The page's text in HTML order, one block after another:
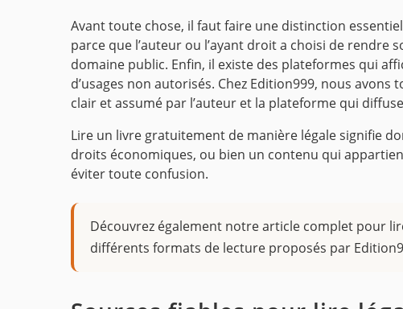
Avant toute chose, il faut faire une distinction
parce que l’auteur ou l’ayant droit a choisi de rendre
domaine public. Enfin, il existe des plateformes qui
d’usages non autorisés. Chez Edition999, nous avons
clair et assumé par l’auteur et la plateforme qui
Lire un livre gratuitement de manière légale signifie
droits économiques, ou bien un contenu qui
éviter toute confusion.
Découvrez également notre article complet pour
différents formats de lecture proposés par